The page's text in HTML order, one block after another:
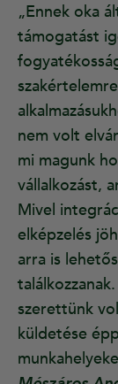
„Ennek oka
támogatást
nem volt
mi magunk
vállalkozást,
Mivel
elképzelés
arra is
szerettünk
küldetése